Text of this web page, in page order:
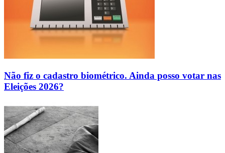
Não fiz o cadastro biométrico. Ainda posso votar nas
Eleições 2026?